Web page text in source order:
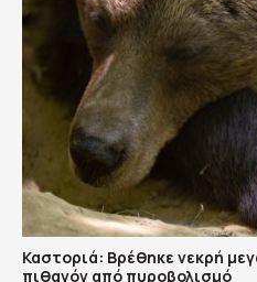
Καστοριά: Βρέθηκε νεκρή
πιθανόν από πυροβολισμό